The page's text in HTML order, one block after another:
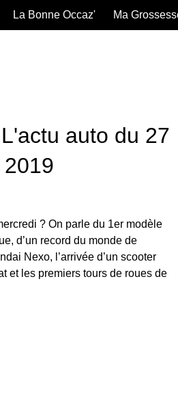
La Bonne Occaz' Ma
auto du 27
? On parle du 1er modèle
d’un record du monde de
Nexo, l’arrivée d’un scooter
et les premiers tours de roues de